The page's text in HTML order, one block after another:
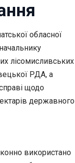
обласної
лісомисливських
РДА, а
щодо
державного
використано